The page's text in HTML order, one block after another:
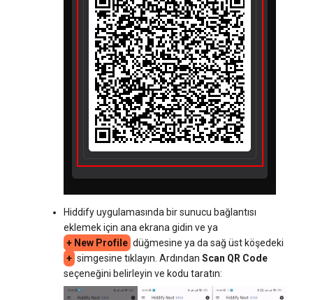
Hiddify uygulamasında bir sunucu bağlantısı
eklemek için ana ekrana gidin ve ya
+ New Profile düğmesine ya da sağ üst köşedeki
+ simgesine tıklayın. Ardından Scan QR Code
seçeneğini belirleyin ve kodu taratın: